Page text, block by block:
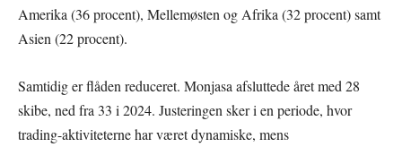
Amerika (36 procent), Mellemøsten og Afrika (32 procent) samt
Asien (22 procent).
Samtidig er flåden reduceret. Monjasa afsluttede året med 28
skibe, ned fra 33 i 2024. Justeringen sker i en periode, hvor
trading-aktiviteterne har været dynamiske, mens